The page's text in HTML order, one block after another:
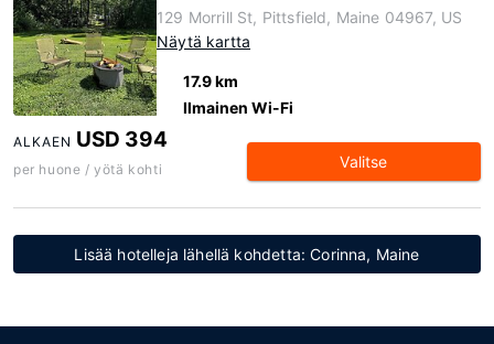
129 Morrill St, Pittsfield, Maine 04967, US
Näytä kartta
17.9 km
Ilmainen Wi-Fi
ALKAEN USD 394
per huone / yötä kohti Valitse
Lisää hotelleja lähellä kohdetta: Corinna, Maine